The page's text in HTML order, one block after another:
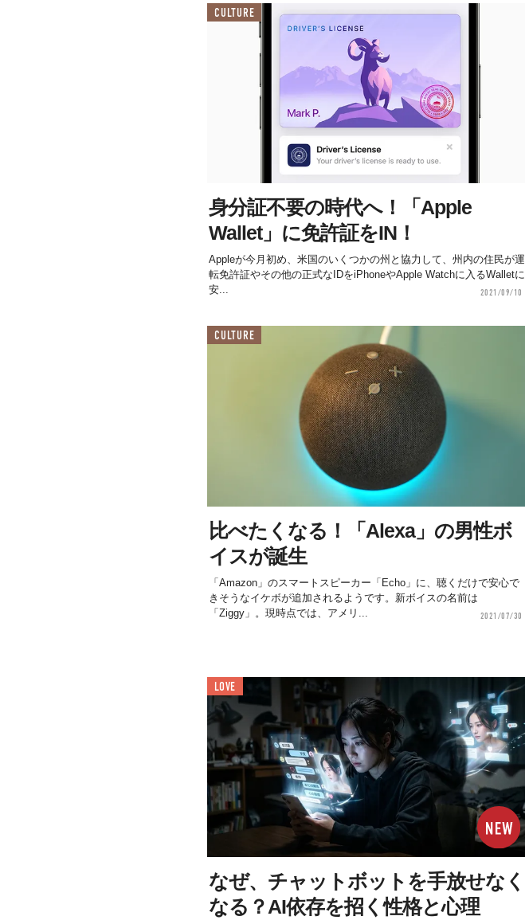
CULTURE
身分証不要の時代へ！「Apple
Wallet」に免許証をIN！
Appleが今月初め、米国のいくつかの州と協力して、州内の住民が運
転免許証やその他の正式なIDをiPhoneやApple Watchに入るWalletに
安...
2021/09/10
CULTURE
比べたくなる！「Alexa」の男性ボ
イスが誕生
「Amazon」のスマートスピーカー「Echo」に、聴くだけで安心で
きそうなイケボが追加されるようです。新ボイスの名前は
「Ziggy」。現時点では、アメリ...
2021/07/30
LOVE
なぜ、チャットボットを手放せなく
なる？AI依存を招く性格と心理